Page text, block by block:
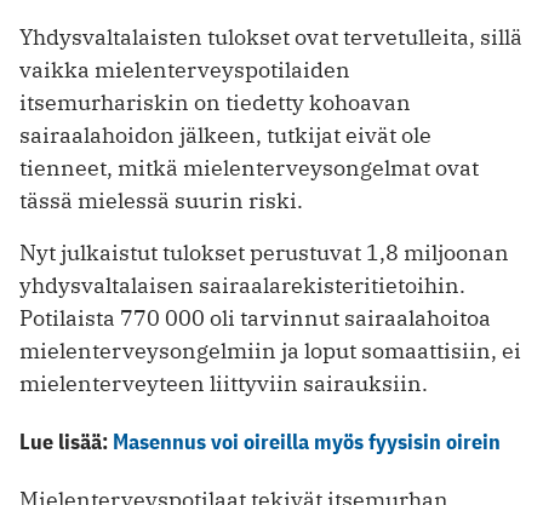
Yhdysvaltalaisten tulokset ovat tervetulleita, sillä
vaikka mielenterveyspotilaiden
itsemurhariskin on tiedetty kohoavan
sairaalahoidon jälkeen, tutkijat eivät ole
tienneet, mitkä mielenterveysongelmat ovat
tässä mielessä suurin riski.
Nyt julkaistut tulokset perustuvat 1,8 miljoonan
yhdysvaltalaisen sairaalarekisteritietoihin.
Potilaista 770 000 oli tarvinnut sairaalahoitoa
mielenterveysongelmiin ja loput somaattisiin, ei
mielenterveyteen liittyviin sairauksiin.
Lue lisää: Masennus voi oireilla myös fyysisin oirein
Mielenterveyspotilaat tekivät itsemurhan